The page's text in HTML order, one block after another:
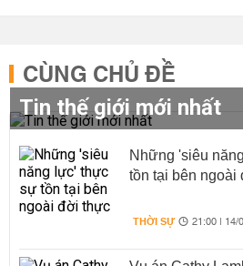
CÙNG CHỦ ĐỀ
Tin thế giới mới nhất
Những 'siêu
tồn tại bên ngoài
THỜI SỰ 21:00 | 14/